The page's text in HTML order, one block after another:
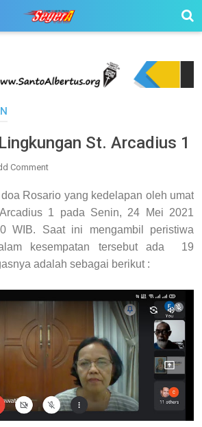
St. Arcadius 1
Comment
Rosario yang kedelapan oleh umat
1 pada Senin, 24 Mei 2021
WIB. Saat ini mengambil peristiwa
kesempatan tersebut ada 19
adalah sebagai berikut :